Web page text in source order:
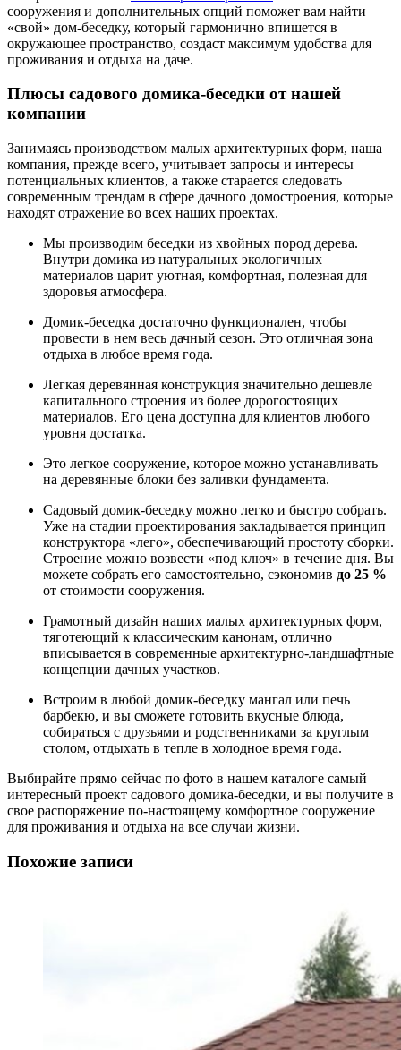
сооружения и дополнительных опций поможет вам найти
«свой» дом-беседку, который гармонично впишется в
окружающее пространство, создаст максимум удобства для
проживания и отдыха на даче.
Плюсы садового домика-беседки от нашей
компании
Занимаясь производством малых архитектурных форм, наша
компания, прежде всего, учитывает запросы и интересы
потенциальных клиентов, а также старается следовать
современным трендам в сфере дачного домостроения, которые
находят отражение во всех наших проектах.
Мы производим беседки из хвойных пород дерева.
Внутри домика из натуральных экологичных
материалов царит уютная, комфортная, полезная для
здоровья атмосфера.
Домик-беседка достаточно функционален, чтобы
провести в нем весь дачный сезон. Это отличная зона
отдыха в любое время года.
Легкая деревянная конструкция значительно дешевле
капитального строения из более дорогостоящих
материалов. Его цена доступна для клиентов любого
уровня достатка.
Это легкое сооружение, которое можно устанавливать
на деревянные блоки без заливки фундамента.
Садовый домик-беседку можно легко и быстро собрать.
Уже на стадии проектирования закладывается принцип
конструктора «лего», обеспечивающий простоту сборки.
Строение можно возвести «под ключ» в течение дня. Вы
можете собрать его самостоятельно, сэкономив до 25 %
от стоимости сооружения.
Грамотный дизайн наших малых архитектурных форм,
тяготеющий к классическим канонам, отлично
вписывается в современные архитектурно-ландшафтные
концепции дачных участков.
Встроим в любой домик-беседку мангал или печь
барбекю, и вы сможете готовить вкусные блюда,
собираться с друзьями и родственниками за круглым
столом, отдыхать в тепле в холодное время года.
Выбирайте прямо сейчас по фото в нашем каталоге самый
интересный проект садового домика-беседки, и вы получите в
свое распоряжение по-настоящему комфортное сооружение
для проживания и отдыха на все случаи жизни.
Похожие записи